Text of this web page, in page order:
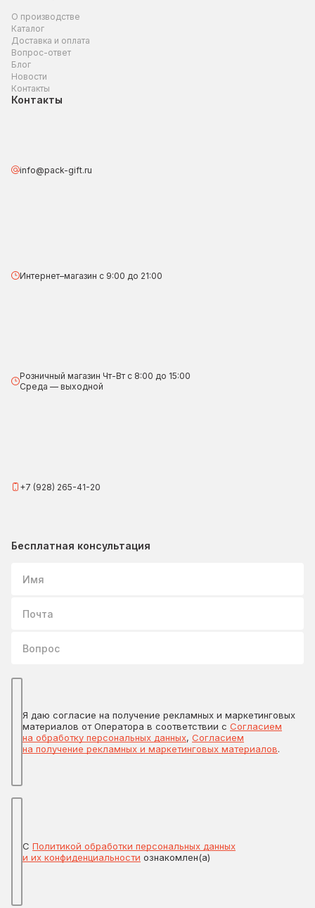
О производстве
Каталог
Доставка и оплата
Вопрос-ответ
Блог
Новости
Контакты
Контакты
info@pack-gift.ru
Интернет–магазин с 9:00 до 21:00
Розничный магазин Чт-Вт с 8:00 до 15:00
Среда — выходной
+7 (928) 265-41-20
Бесплатная консультация
Я даю согласие на получение рекламных и маркетинговых
материалов от Оператора в соответствии с Согласием
на обработку персональных данных, Согласием
на получение рекламных и маркетинговых материалов.
С Политикой обработки персональных данных
и их конфиденциальности ознакомлен(а)